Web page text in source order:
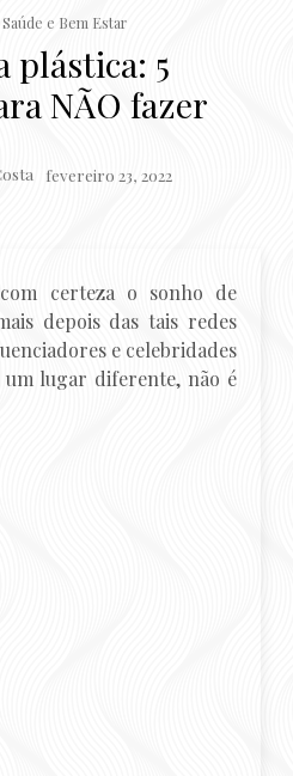
Saúde e Bem Estar
plástica: 5
NÃO fazer
fevereiro 23, 2022
certeza o sonho de
depois das tais redes
e celebridades
um lugar diferente, não é